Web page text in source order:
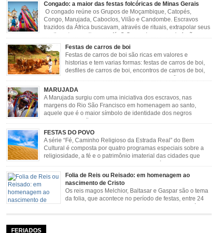
Congado: a maior das festas folcóricas de Minas Gerais
O congado reúne os Grupos de Moçambique, Catopés,
Congo, Marujada, Caboclos, Vilão e Candombe. Escravos
trazidos da África buscavam, através de rituais, extrapolar seus
sentimentos e culto a sua fé. O Congado nasceu da fusão
destes ritos com a religião católica, imposta aos negros pela Igreja, surgindo
novas histórias que envolviam, sobretudo, Nossa Senhora do […]
Festas de carros de boi
Festas de carros de boi são ricas em valores e
historias e tem varias formas: festas de carros de boi,
desfiles de carros de boi, encontros de carros de boi,
rodeios, carreatas de carros de boi, mutirão de carros
de boi, carreteada, carreiros, candeeiros, boiadas, carapinas, artesãos,
exposição agropecuária, ou seja é um ponto forte […]
MARUJADA
A Marujada surgiu com uma iniciativa dos escravos, nas
margens do Rio São Francisco em homenagem ao santo,
aquele que é o maior símbolo de identidade dos negros
escravizados, São Benedito. Este Santo foi assumido como
sendo milagroso e grande protetor de suas causas. o ponto alto da festa de
São Benedito é a Marujada. […]
FESTAS DO POVO
A série “Fé, Caminho Religioso da Estrada Real” do Bem
Cultural é composta por quatro programas especiais sobre a
religiosidade, a fé e o patrimônio imaterial das cidades que
Senhora da Piedade (MG) e Nossa Senhora da Conceição Aparecida (SP)
pela Estrada Real. Quarto episódio […]
Folia de Reis ou Reisado: em homenagem ao
nascimento de Cristo
Os reis magos Melchior, Baltasar e Gaspar são o tema
da folia, que acontece no período de festas, entre 24
seu contramestre lideram a música e o canto do grupo, passando pela
FERIADOS